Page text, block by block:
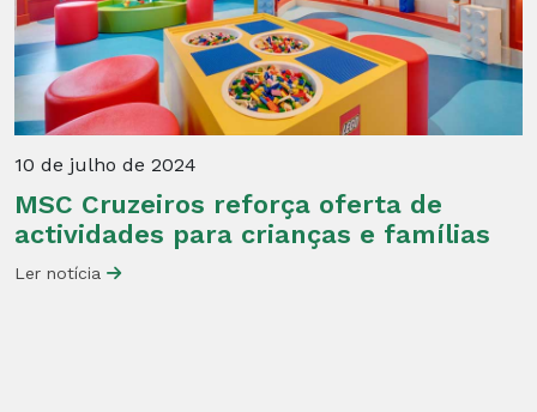
10 de julho de 2024
MSC Cruzeiros reforça oferta de
actividades para crianças e famílias
Ler notícia